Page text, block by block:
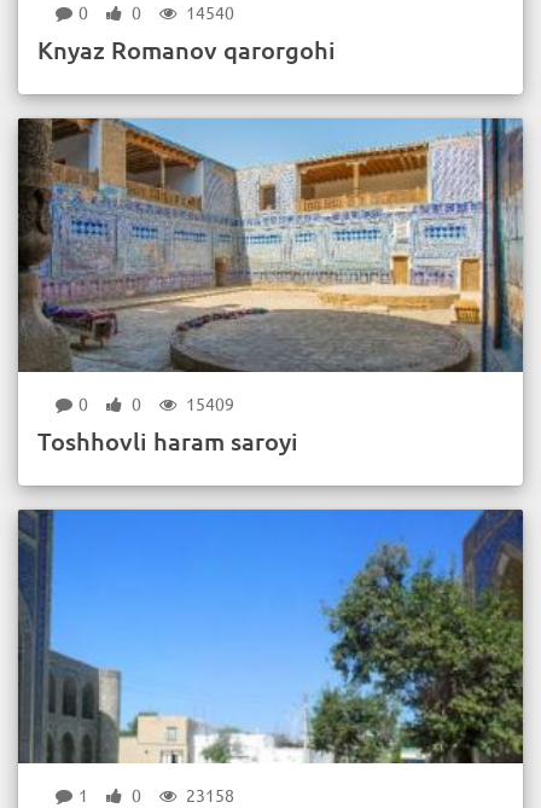
0 0 14540
Knyaz Romanov qarorgohi
0 0 15409
Toshhovli haram saroyi
1 0 23158